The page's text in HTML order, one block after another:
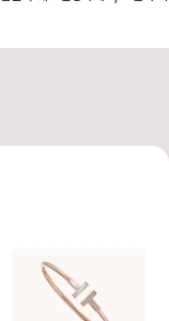
예쁘게 착
후엔 부
관리해
소독제 같
는데, 이는
변화예
은 화학제
싱) 정책을 준비했
구매자 구매 이력을
는 무료 서비스예요!
일부 품목은 제한될